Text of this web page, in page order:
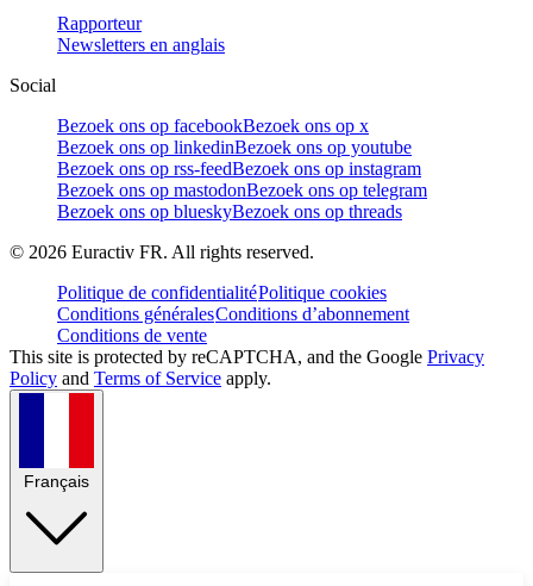
Rapporteur
Newsletters en anglais
Social
Bezoek ons op facebookBezoek ons op x
Bezoek ons op linkedinBezoek ons op youtube
Bezoek ons op rss-feedBezoek ons op instagram
Bezoek ons op mastodonBezoek ons op telegram
Bezoek ons op blueskyBezoek ons op threads
© 2026 Euractiv FR. All rights reserved.
Politique de confidentialitéPolitique cookies
Conditions généralesConditions d’abonnement
Conditions de vente
This site is protected by reCAPTCHA, and the Google Privacy
Policy and Terms of Service apply.
Français